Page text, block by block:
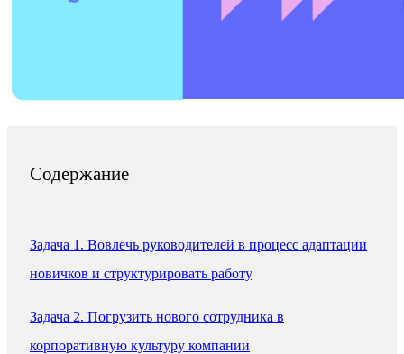
Содержание
Задача 1. Вовлечь руководителей в процесс адаптации
новичков и структурировать работу
Задача 2. Погрузить нового сотрудника в
корпоративную культуру компании